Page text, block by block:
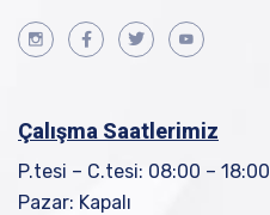
Çalışma Saatlerimiz
P.tesi – C.tesi: 08:00 – 18:00
Pazar: Kapalı